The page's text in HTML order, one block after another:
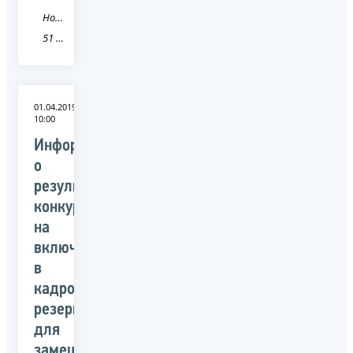
Новость
51 Мурманская область
01.04.2019
10:00
Информация
о
результатах
конкурса
на
включение
в
кадровый
резерв
для